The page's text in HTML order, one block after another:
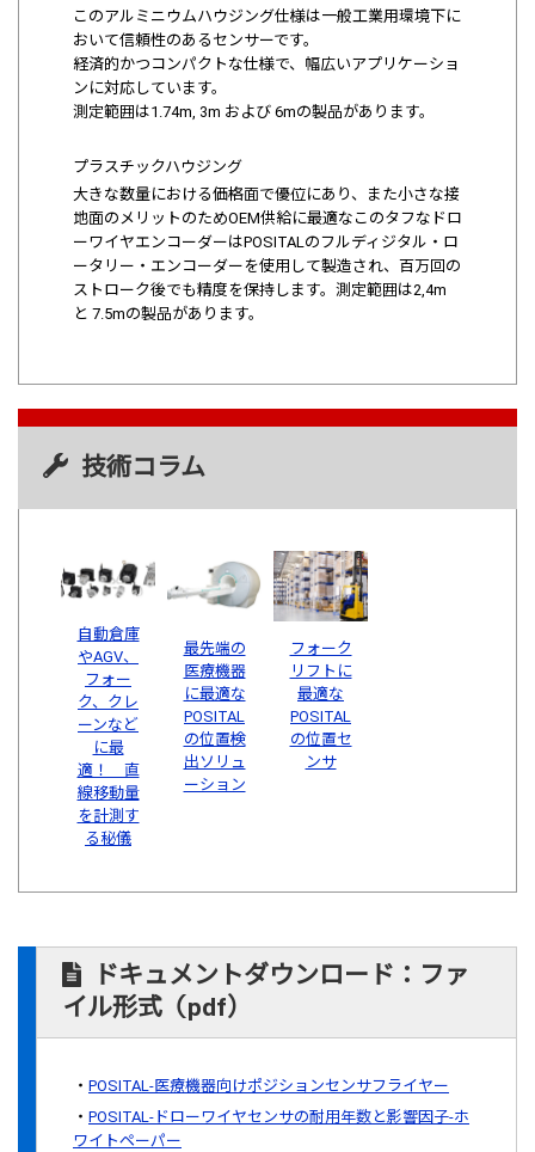
このアルミニウムハウジング仕様は一般工業用環境下に
おいて信頼性のあるセンサーです。
経済的かつコンパクトな仕様で、幅広いアプリケーショ
ンに対応しています。
測定範囲は1.74m, 3m および 6mの製品があります。
プラスチックハウジング
大きな数量における価格面で優位にあり、また小さな接
地面のメリットのためOEM供給に最適なこのタフなドロ
ーワイヤエンコーダーはPOSITALのフルディジタル・ロ
ータリー・エンコーダーを使用して製造され、百万回の
ストローク後でも精度を保持します。測定範囲は2,4m
と 7.5mの製品があります。
技術コラム
自動倉庫
やAGV、
フォー
ク、クレ
ーンなど
に最
適！ 直
線移動量
を計測す
る秘儀
最先端の
医療機器
に最適な
POSITAL
の位置検
出ソリュ
ーション
フォーク
リフトに
最適な
POSITAL
の位置セ
ンサ
ドキュメントダウンロード：ファ
イル形式（pdf）
POSITAL-医療機器向けポジションセンサフライヤー
POSITAL-ドローワイヤセンサの耐用年数と影響因子-ホ
ワイトペーパー